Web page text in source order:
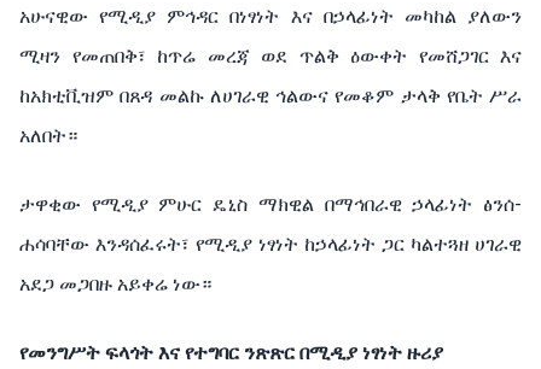
አሁናዊው የሚዲያ ምኅዳር በነፃነት እና በኃላፊነት መካከል ያለውን
ሚዛን የመጠበቅ፣ ከጥሬ መረጃ ወደ ጥልቅ ዕውቀት የመሸጋገር እና
ከአክቲቪዝም በጸዳ መልኩ ለሀገራዊ ኅልውና የመቆም ታላቅ የቤት ሥራ
አለበት።
ታዋቂው የሚዲያ ምሁር ዴኒስ ማክዊል በማኅበራዊ ኃላፊነት ፅንሰ-
ሐሳባቸው እንዳሰፈሩት፣ የሚዲያ ነፃነት ከኃላፊነት ጋር ካልተጓዘ ሀገራዊ
አደጋ መጋበዙ አይቀሬ ነው።
የመንግሥት ፍላጎት እና የተግባር ንጽጽር በሚዲያ ነፃነት ዙሪያ